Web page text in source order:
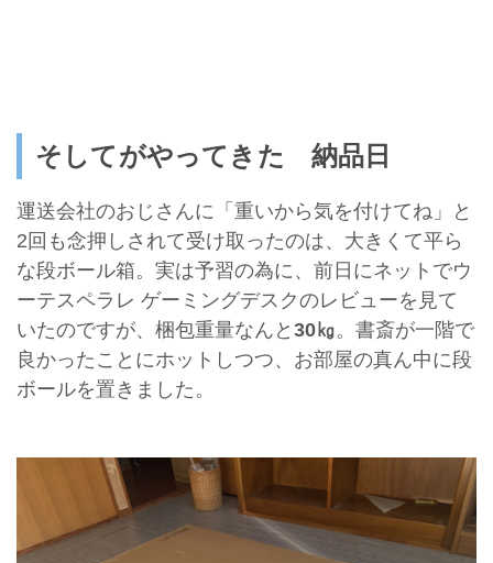
そしてがやってきた 納品日
運送会社のおじさんに「重いから気を付けてね」と
2回も念押しされて受け取ったのは、大きくて平ら
な段ボール箱。実は予習の為に、前日にネットでウ
ーテスペラレ ゲーミングデスクのレビューを見て
いたのですが、梱包重量なんと 30㎏。書斎が一階で
良かったことにホットしつつ、お部屋の真ん中に段
ボールを置きました。